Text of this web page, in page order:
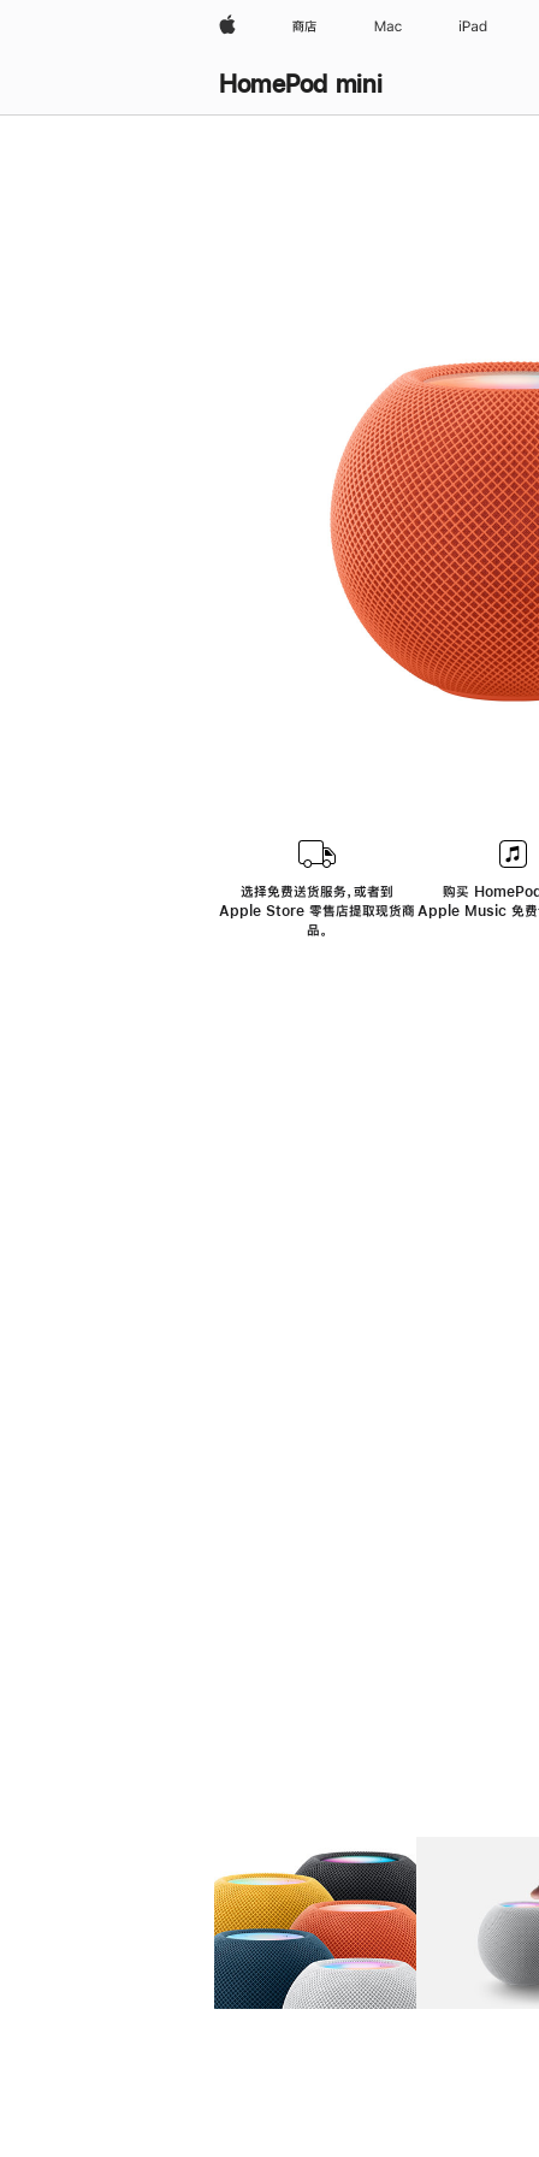
Apple 商店 Mac iPad
HomePod mini
选择免费送货服务，或者到
Apple Store 零售店提取现货商
品。
购买
Apple Music 免费
图库 图像 1